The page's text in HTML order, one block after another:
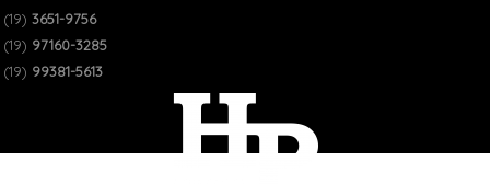
(19) 3651-9756
(19) 97160-3285
(19) 99381-5613